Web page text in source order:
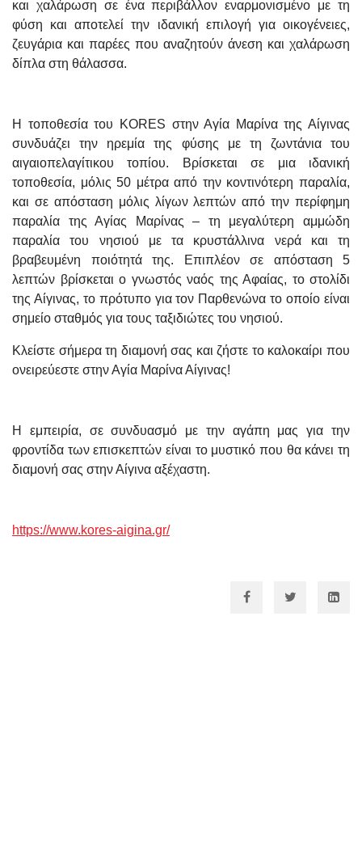
και χαλάρωση σε ένα περιβάλλον εναρμονισμένο με τη
φύση και αποτελεί την ιδανική επιλογή για οικογένειες,
ζευγάρια και παρέες που αναζητούν άνεση και χαλάρωση
δίπλα στη θάλασσα.
Η τοποθεσία του KORES στην Αγία Μαρίνα της Αίγινας
συνδυάζει την ηρεμία της φύσης με τη ζωντάνια του
αιγαιοπελαγίτικου τοπίου. Βρίσκεται σε μια ιδανική
τοποθεσία, μόλις 50 μέτρα από την κοντινότερη παραλία,
και σε απόσταση μόλις λίγων λεπτών από την περίφημη
παραλία της Αγίας Μαρίνας – τη μεγαλύτερη αμμώδη
παραλία του νησιού με τα κρυστάλλινα νερά και τη
βραβευμένη ποιότητά της. Επιπλέον σε απόσταση 5
λεπτών βρίσκεται ο γνωστός ναός της Αφαίας, το στολίδι
της Αίγινας, το πρότυπο για τον Παρθενώνα το οποίο είναι
σημείο σταθμός για τους ταξιδιώτες του νησιού.
Κλείστε σήμερα τη διαμονή σας και ζήστε το καλοκαίρι που
ονειρεύεστε στην Αγία Μαρίνα Αίγινας!
Η εμπειρία, σε συνδυασμό με την αγάπη μας για την
φροντίδα των επισκεπτών είναι το μυστικό που θα κάνει τη
διαμονή σας στην Αίγινα αξέχαστη.
https://www.kores-aigina.gr/